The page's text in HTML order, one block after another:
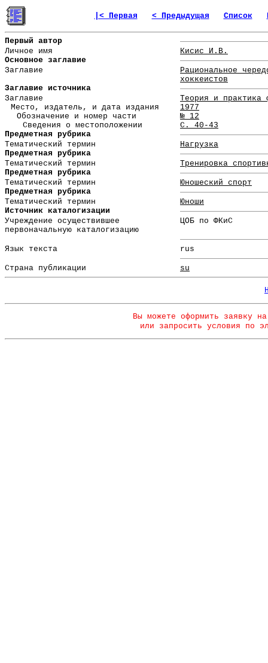
|< Первая < Предыдущая Список
Первый автор
Личное имя
Кисис И.В.
Основное заглавие
Заглавие
Рациональное
хоккеистов
Заглавие источника
Заглавие
Теория и практика
Место, издатель, и дата издания
1977
Обозначение и номер части
№ 12
Сведения о местоположении
С. 40-43
Предметная рубрика
Тематический термин
Нагрузка
Предметная рубрика
Тематический термин
Тренировка
Предметная рубрика
Тематический термин
Юношеский спорт
Предметная рубрика
Тематический термин
Юноши
Источник каталогизации
Учреждение осуществившее
первоначальную каталогизацию
ЦОБ по ФКиС
Язык текста rus
Страна публикации su
Вы можете оформить заявку
или запросить условия по